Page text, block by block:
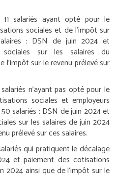
salariés ayant opté pour le
sociales et de l’impôt sur
: DSN de juin 2024 et
sur les salaires du
sur le revenu prélevé sur
n’ayant pas opté pour le
sociales et employeurs
salariés : DSN de juin 2024 et
sur les salaires de juin 2024
prélevé sur ces salaires.
qui pratiquent le décalage
et paiement des cotisations
2024 ainsi que de l’impôt sur le